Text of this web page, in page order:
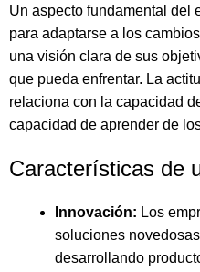
Un aspecto fundamental del
para adaptarse a los
una visión clara de sus
que pueda enfrentar. La
relaciona con la capacidad
capacidad de aprender de
Características de
Innovación: Los
soluciones
desarrollando